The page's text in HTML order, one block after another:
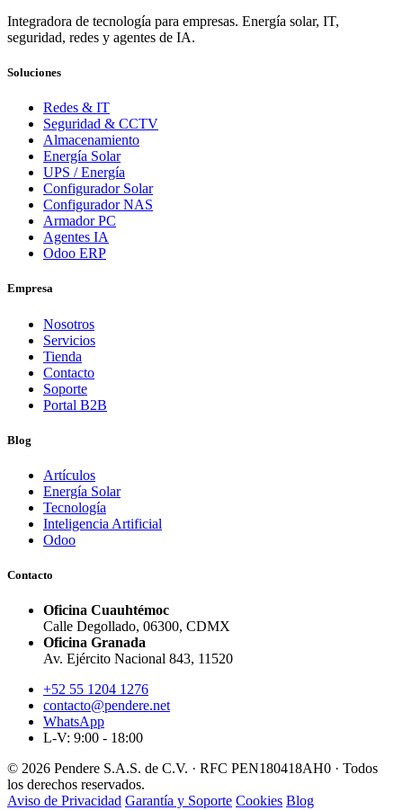
Integradora de tecnología para empresas. Energía solar, IT,
seguridad, redes y agentes de IA.
Soluciones
Redes & IT
Seguridad & CCTV
Almacenamiento
Energía Solar
UPS / Energía
Configurador Solar
Configurador NAS
Armador PC
Agentes IA
Odoo ERP
Empresa
Nosotros
Servicios
Tienda
Contacto
Soporte
Portal B2B
Blog
Artículos
Energía Solar
Tecnología
Inteligencia Artificial
Odoo
Contacto
Oficina Cuauhtémoc
Calle Degollado, 06300, CDMX
Oficina Granada
Av. Ejército Nacional 843, 11520
+52 55 1204 1276
contacto@pendere.net
WhatsApp
L-V: 9:00 - 18:00
© 2026 Pendere S.A.S. de C.V. · RFC PEN180418AH0 · Todos
los derechos reservados.
Aviso de Privacidad Garantía y Soporte Cookies Blog